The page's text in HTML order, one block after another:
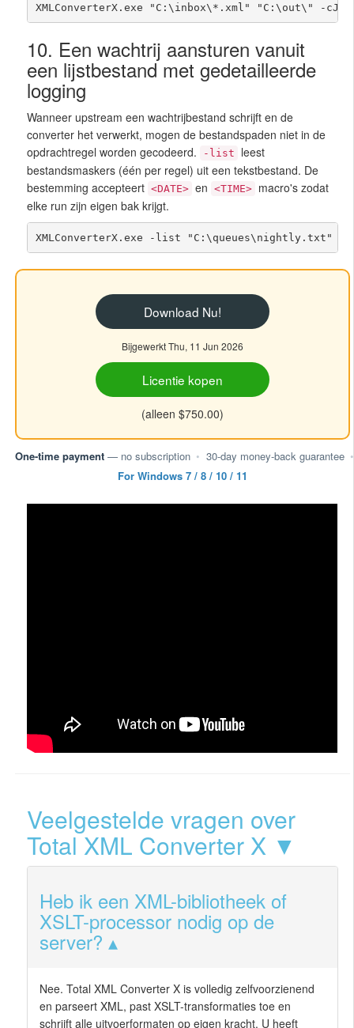
XMLConverterX.exe "C:\inbox\*.xml" "C:\out\" -
10. Een wachtrij aansturen vanuit
een lijstbestand met gedetailleerde
logging
Wanneer upstream een wachtrijbestand schrijft en de
converter het verwerkt, mogen de bestandspaden niet in de
opdrachtregel worden gecodeerd.
-list
leest
bestandsmaskers (één per regel) uit een tekstbestand. De
bestemming accepteert <DATE> en <TIME> macro's zodat
elke run zijn eigen bak krijgt.
XMLConverterX.exe -list "C:\queues\nightly.txt"
Download Nu!
Bijgewerkt Thu, 11 Jun 2026
Licentie kopen
(alleen $750.00)
One-time payment — no subscription • 30-day money-back guarantee •
For Windows 7 / 8 / 10 / 11
Veelgestelde vragen over
Total XML Converter X ▼
Heb ik een XML-bibliotheek of
XSLT-processor nodig op de
server?
Nee. Total XML Converter X is volledig zelfvoorzienend
en parseert XML, past XSLT-transformaties toe en
schrijft alle uitvoerformaten op eigen kracht. U heeft